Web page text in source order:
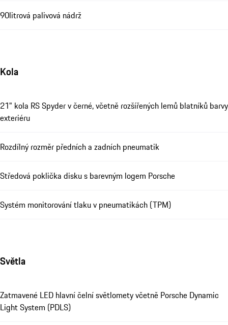
90litrová palivová nádrž
Kola
21" kola RS Spyder v černé, včetně rozšířených lemů blatníků barvy
exteriéru
Rozdílný rozměr předních a zadních pneumatik
Středová poklička disku s barevným logem Porsche
Systém monitorování tlaku v pneumatikách (TPM)
Světla
Zatmavené LED hlavní čelní světlomety včetně Porsche Dynamic
Light System (PDLS)